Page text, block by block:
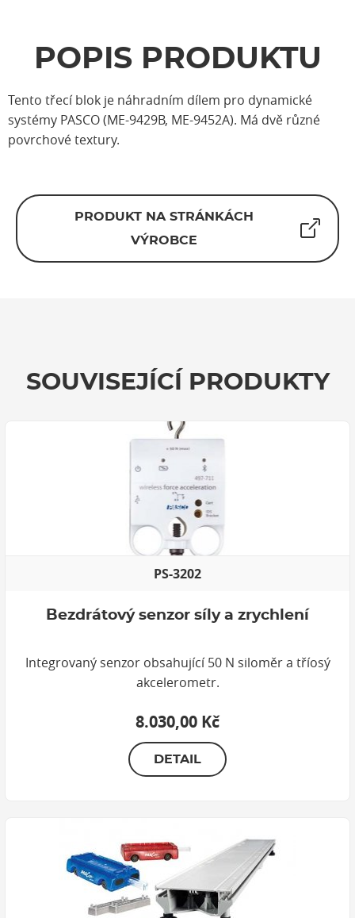
POPIS PRODUKTU
Tento třecí blok je náhradním dílem pro dynamické
systémy PASCO (ME-9429B, ME-9452A). Má dvě různé
povrchové textury.
PRODUKT NA STRÁNKÁCH
VÝROBCE
SOUVISEJÍCÍ PRODUKTY
PS-3202
Bezdrátový senzor síly a zrychlení
Integrovaný senzor obsahující 50 N siloměr a tříosý
akcelerometr.
8.030,00 Kč
DETAIL